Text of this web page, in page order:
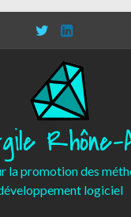
Rhône-
la promotion des
logiciel